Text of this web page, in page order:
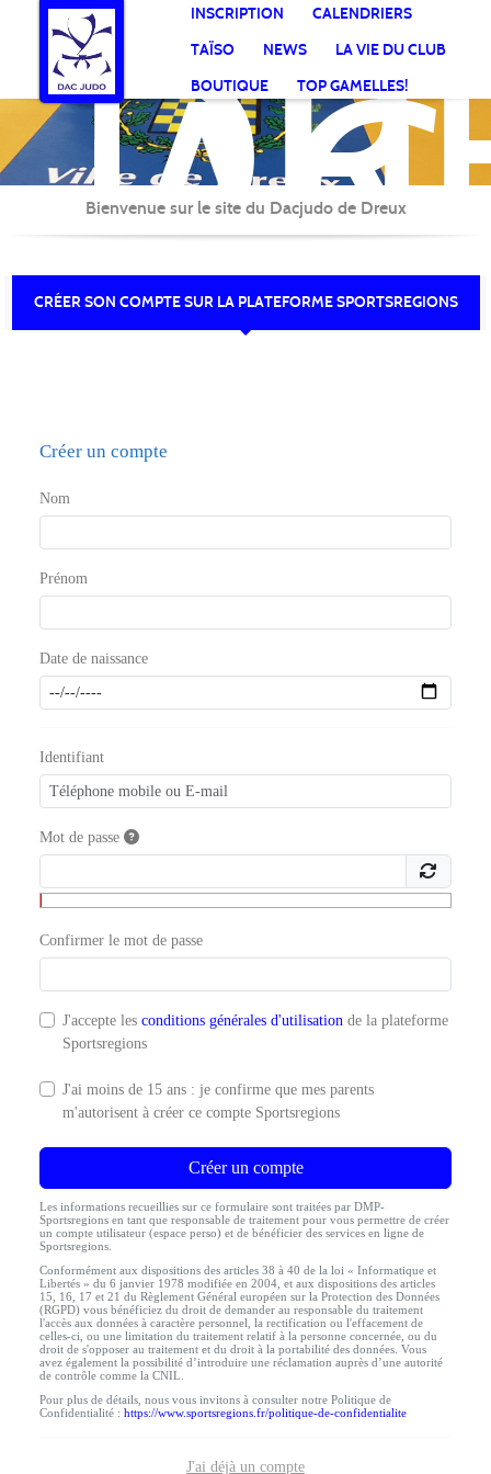
INSCRIPTION
CALENDRIERS
TAÏSO
NEWS
LA VIE DU CLUB
BOUTIQUE
TOP GAMELLES!
AC
Bienvenue sur le site du Dacjudo de Dreux
CRÉER SON COMPTE SUR LA PLATEFORME SPORTSREGIONS
Créer un compte
Nom
Prénom
Date de naissance
Identifiant
Mot de passe
Confirmer le mot de passe
J'accepte les conditions générales d'utilisation de la plateforme
Sportsregions
J'ai moins de 15 ans : je confirme que mes parents
m'autorisent à créer ce compte Sportsregions
Créer un compte
Les informations recueillies sur ce formulaire sont traitées par DMP-
Sportsregions en tant que responsable de traitement pour vous permettre de créer
un compte utilisateur (espace perso) et de bénéficier des services en ligne de
Sportsregions.
Conformément aux dispositions des articles 38 à 40 de la loi « Informatique et
Libertés » du 6 janvier 1978 modifiée en 2004, et aux dispositions des articles
15, 16, 17 et 21 du Règlement Général européen sur la Protection des Données
(RGPD) vous bénéficiez du droit de demander au responsable du traitement
l'accès aux données à caractère personnel, la rectification ou l'effacement de
celles-ci, ou une limitation du traitement relatif à la personne concernée, ou du
droit de s'opposer au traitement et du droit à la portabilité des données. Vous
avez également la possibilité d’introduire une réclamation auprès d’une autorité
de contrôle comme la CNIL.
Pour plus de détails, nous vous invitons à consulter notre Politique de
Confidentialité : https://www.sportsregions.fr/politique-de-confidentialite
J'ai déjà un compte
Panneau de gestion des cookies